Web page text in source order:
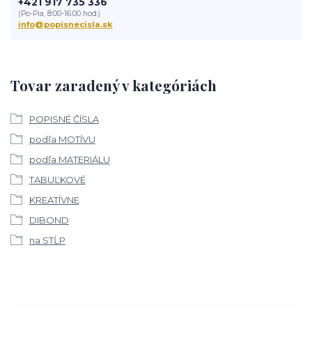
Tovar zaradený v kategóriách
POPISNÉ ČÍSLA
podľa MOTÍVU
podľa MATERIÁLU
TABUĽKOVÉ
KREATÍVNE
DIBOND
na STĹP
(Po-Pia, 8:00-16:00 hod.)
info@popisnecisla.sk